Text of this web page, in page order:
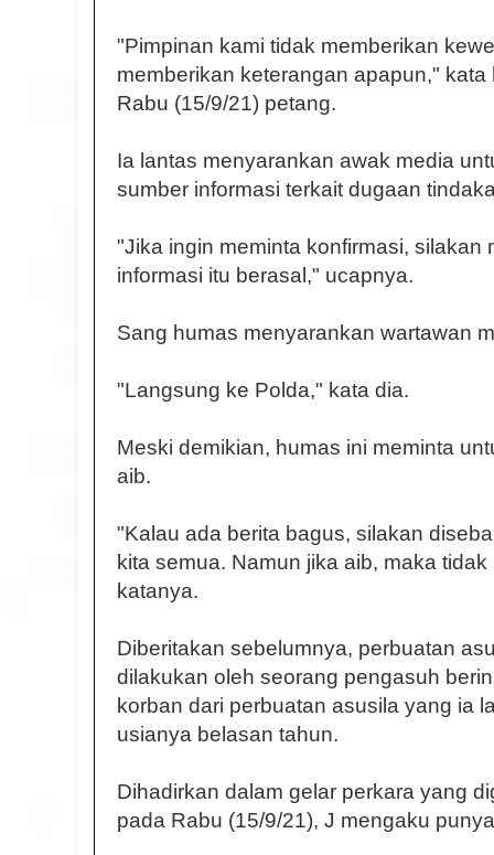
"Pimpinan kami tidak memberikan
memberikan keterangan apapun,"
Rabu (15/9/21) petang.
Ia lantas menyarankan awak media
sumber informasi terkait dugaan
"Jika ingin meminta konfirmasi, silakan
informasi itu berasal," ucapnya.
Sang humas menyarankan wartawan
"Langsung ke Polda," kata dia.
Meski demikian, humas ini meminta
aib.
"Kalau ada berita bagus, silakan
kita semua. Namun jika aib, maka
katanya.
Diberitakan sebelumnya, perbuatan
dilakukan oleh seorang pengasuh
korban dari perbuatan asusila yang ia
usianya belasan tahun.
Dihadirkan dalam gelar perkara yang
pada Rabu (15/9/21), J mengaku